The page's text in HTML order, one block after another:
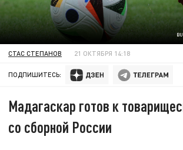
СТАС СТЕПАНОВ 21 ОКТЯБРЯ 14:18
ПОДПИШИТЕСЬ:
Мадагаскар готов к
со сборной России